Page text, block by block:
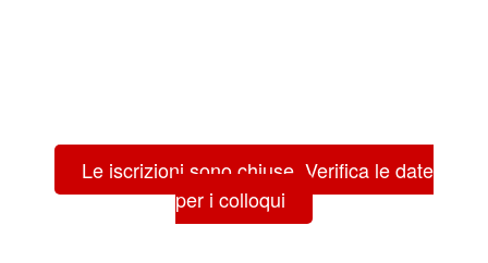
Le iscrizioni sono chiuse. Verifica le date
per i colloqui